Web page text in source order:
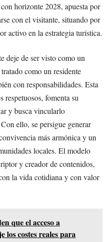
horizonte 2028, apuesta por
con el visitante, situando por
activo en la estrategia turística.
deje de ser visto como un
como un residente
con responsabilidades. Esta
fomenta su
y busca vincularlo
ello, se persigue generar
más armónica y un
locales. El modelo
y creador de contenidos,
la vida cotidiana y con valor
que el acceso a
los costes reales para